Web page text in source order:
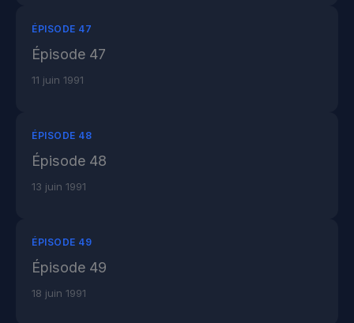
ÉPISODE 47
Épisode 47
11 juin 1991
ÉPISODE 48
Épisode 48
13 juin 1991
ÉPISODE 49
Épisode 49
18 juin 1991